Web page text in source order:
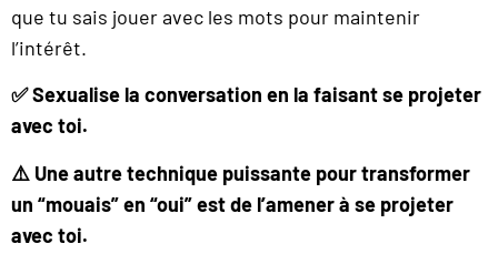
que tu sais jouer avec les mots pour maintenir
l’intérêt.
✅ Sexualise la conversation en la faisant se projeter
avec toi.
⚠️ Une autre technique puissante pour transformer
un “mouais” en “oui” est de l’amener à se projeter
avec toi.